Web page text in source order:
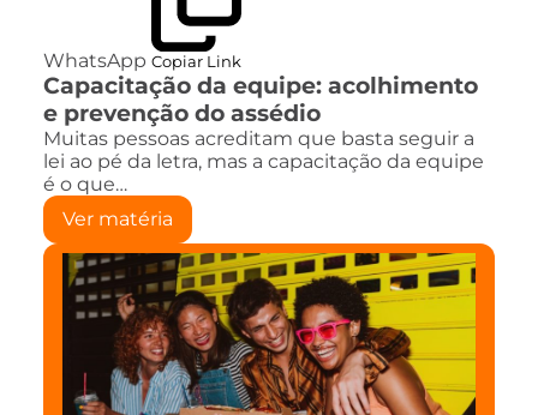
WhatsApp Copiar Link
Capacitação da equipe: acolhimento
e prevenção do assédio
Muitas pessoas acreditam que basta seguir a
lei ao pé da letra, mas a capacitação da equipe
é o que…
Ver matéria